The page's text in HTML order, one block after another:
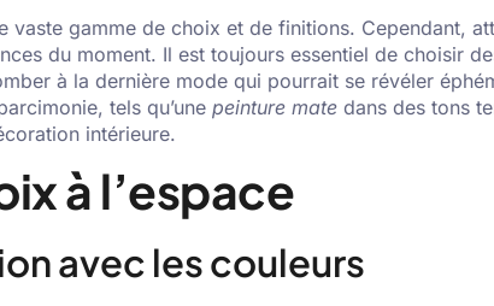
vaste gamme de choix et de finitions. Cependant,
du moment. Il est toujours essentiel de choisir
à la dernière mode qui pourrait se révéler
tels qu’une peinture mate dans des tons
intérieure.
à l’espace
avec les couleurs